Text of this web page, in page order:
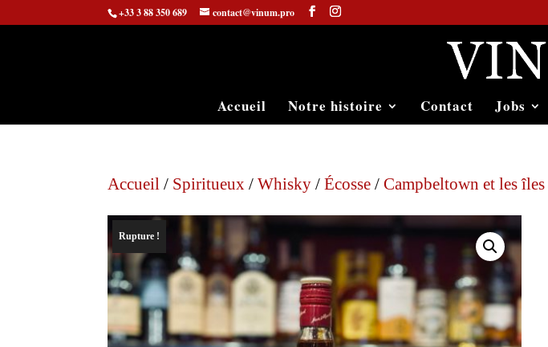
+33 3 88 350 689 contact@vinum.pro
Accueil Notre histoire Contact Jobs
Accueil / Spiritueux /Whisky /Écosse /Campbeltown et les îles
Rupture !